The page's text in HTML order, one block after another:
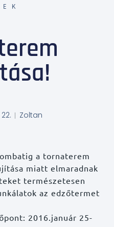
Zoltan
a tornaterem
miatt elmaradnak
természetesen
az edzőtermet
2016.január 25-